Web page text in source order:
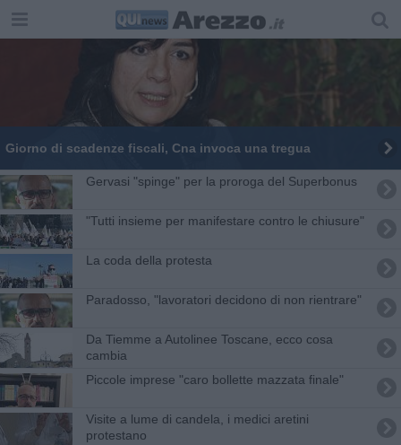
Giorno di scadenze fiscali, Cna invoca una tregua
Gervasi "spinge" per la proroga del Superbonus
"Tutti insieme per manifestare contro le chiusure"
La coda della protesta
Paradosso, "lavoratori decidono di non rientrare"
Da Tiemme a Autolinee Toscane, ecco cosa
cambia
Piccole imprese "caro bollette mazzata finale"
Visite a lume di candela, i medici aretini
protestano